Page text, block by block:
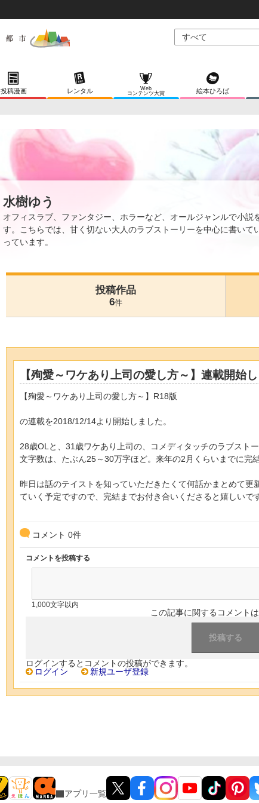
投稿漫画 レンタル
Web
コンテンツ大賞
絵本ひろば
水樹ゆう
オフィスラブ、ファンタジー、ホラーなど、オールジャンルで小説
す。こちらでは、甘く切ない大人のラブストーリーを中心に書いて
っています。
投稿作品
6件
【殉愛～ワケあり上司の愛し方～】連載開始
【殉愛～ワケあり上司の愛し方～】R18版
の連載を2018/12/14より開始しました。
28歳OLと、31歳ワケあり上司の、コメディタッチのラブストー
文字数は、たぶん25～30万字ほど。来年の2月くらいまでに完
昨日は話のテイストを知っていただきたくて何話かまとめて更
ていく予定ですので、完結までお付き合いくださると嬉しいで
コメント 0件
コメントを投稿する
1,000文字以内
この記事に関するコメント
ログインするとコメントの投稿ができます。
ログイン
新規ユーザ登録
アプリ一覧